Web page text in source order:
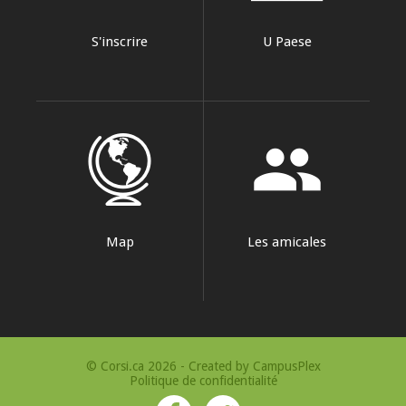
S'inscrire U Paese
Map
group
Les amicales
© Corsi.ca 2026 - Created by CampusPlex
Politique de confidentialité